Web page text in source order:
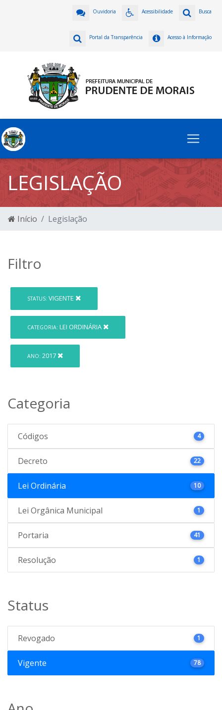
Busca
Acessibilidade
Ouvidoria
Acesso à Informação
Portal da Transparência
LEGISLAÇÃO
Início Legislação
Filtro
STATUS: VIGENTE
CATEGORIA: LEI ORDINÁRIA
ANO: 2017
Categoria
Códigos 4
Decreto 22
Lei Ordinária 10
Lei Orgânica Municipal 1
Portaria 41
Resolução 1
Status
Revogado 1
Vigente 78